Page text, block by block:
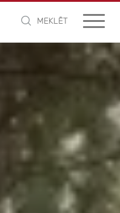
MEKLĒT